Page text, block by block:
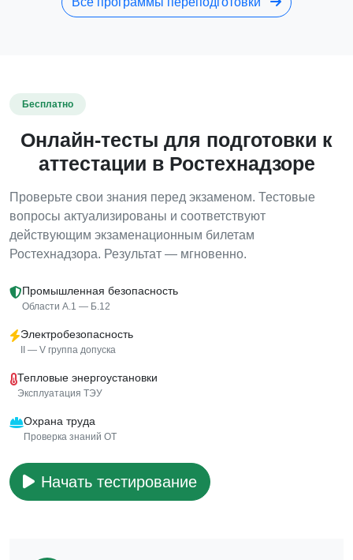
Бесплатно
Онлайн-тесты для подготовки к
аттестации в Ростехнадзоре
Проверьте свои знания перед экзаменом. Тестовые
вопросы актуализированы и соответствуют
действующим экзаменационным билетам
Ростехнадзора. Результат — мгновенно.
Промышленная безопасность
Области А.1 — Б.12
Электробезопасность
II — V группа допуска
Тепловые энергоустановки
Эксплуатация ТЭУ
Охрана труда
Проверка знаний ОТ
Начать тестирование